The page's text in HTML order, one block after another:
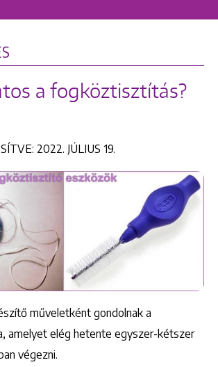
a fogköztisztítás?
2022. JÚLIUS 19.
műveletként gondolnak a
amelyet elég hetente egyszer-kétszer
végezni.